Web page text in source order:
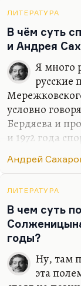
понимать, как
всяком
Сахарова о
свободе я
что идеи
идеи для
идеи полной
ЛИТЕРАТУРА
В чём суть
и Андрея
Я много
русские
условно
Бердяева и
и 1972 года
необходимым
реформ в
«Вехи»
сборники:
опять
Сахаров,
Андрей
ЛИТЕРАТУРА
В чем суть
годы?
Ну, там
эта